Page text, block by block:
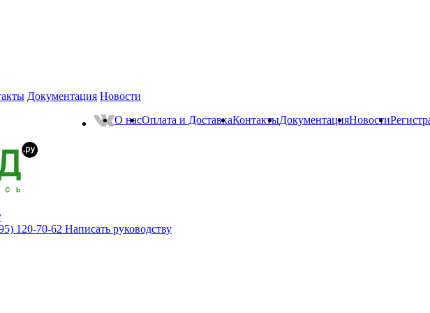
Документация Новости
О насОплата и ДоставкаКонтактыДокументацияНовости
120-70-62 Написать руководству